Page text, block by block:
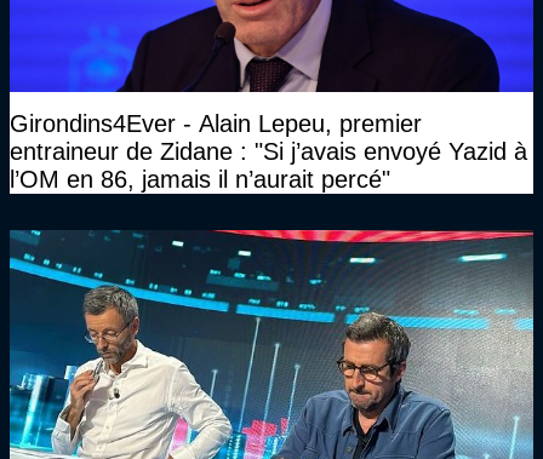
Girondins4Ever - Alain Lepeu, premier
entraineur de Zidane : "Si j’avais envoyé Yazid à
l’OM en 86, jamais il n’aurait percé"